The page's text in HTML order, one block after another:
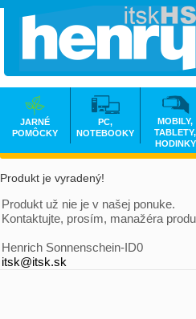
Produkt je vyradený!
Produkt už nie je v našej ponuke.
Kontaktujte, prosím, manažéra
Henrich Sonnenschein-ID0
itsk@itsk.sk
JARNÉ
POMÔCKY
PC,
NOTEBOOKY
MOBILY,
TABLETY,
HODINKY